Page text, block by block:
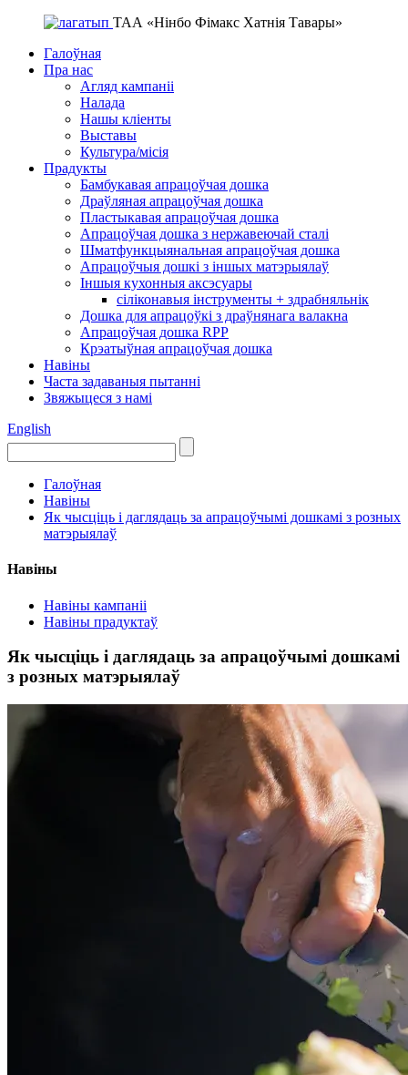
ТАА «Нінбо Фімакс Хатнія Тавары»
Галоўная
Пра нас
Агляд кампаніі
Налада
Нашы кліенты
Выставы
Культура/місія
Прадукты
Бамбукавая апрацоўчая дошка
Драўляная апрацоўчая дошка
Пластыкавая апрацоўчая дошка
Апрацоўчая дошка з нержавеючай сталі
Шматфункцыянальная апрацоўчая дошка
Апрацоўчыя дошкі з іншых матэрыялаў
Іншыя кухонныя аксэсуары
сіліконавыя інструменты + здрабняльнік
Дошка для апрацоўкі з драўнянага валакна
Апрацоўчая дошка RPP
Крэатыўная апрацоўчая дошка
Навіны
Часта задаваныя пытанні
Звяжыцеся з намі
English
Галоўная
Навіны
Як чысціць і даглядаць за апрацоўчымі дошкамі з розных
матэрыялаў
Навіны
Навіны кампаніі
Навіны прадуктаў
Як чысціць і даглядаць за апрацоўчымі дошкамі
з розных матэрыялаў